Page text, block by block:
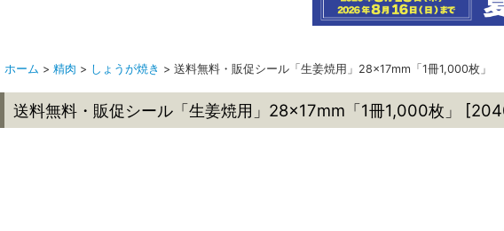
ホーム > 精肉 > しょうが焼き > 送料無料・販促シール「生姜焼用」28×17mm「1冊1,000枚」
送料無料・販促シール「生姜焼用」28×17mm「1冊1,000枚」 [